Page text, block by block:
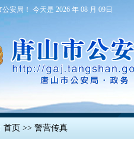
安局！ 今天是 2026 年 08 月 09日
首页 >> 警营传真